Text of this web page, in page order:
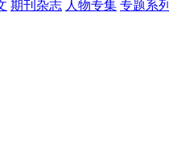
期刊杂志 人物专集 专题系列